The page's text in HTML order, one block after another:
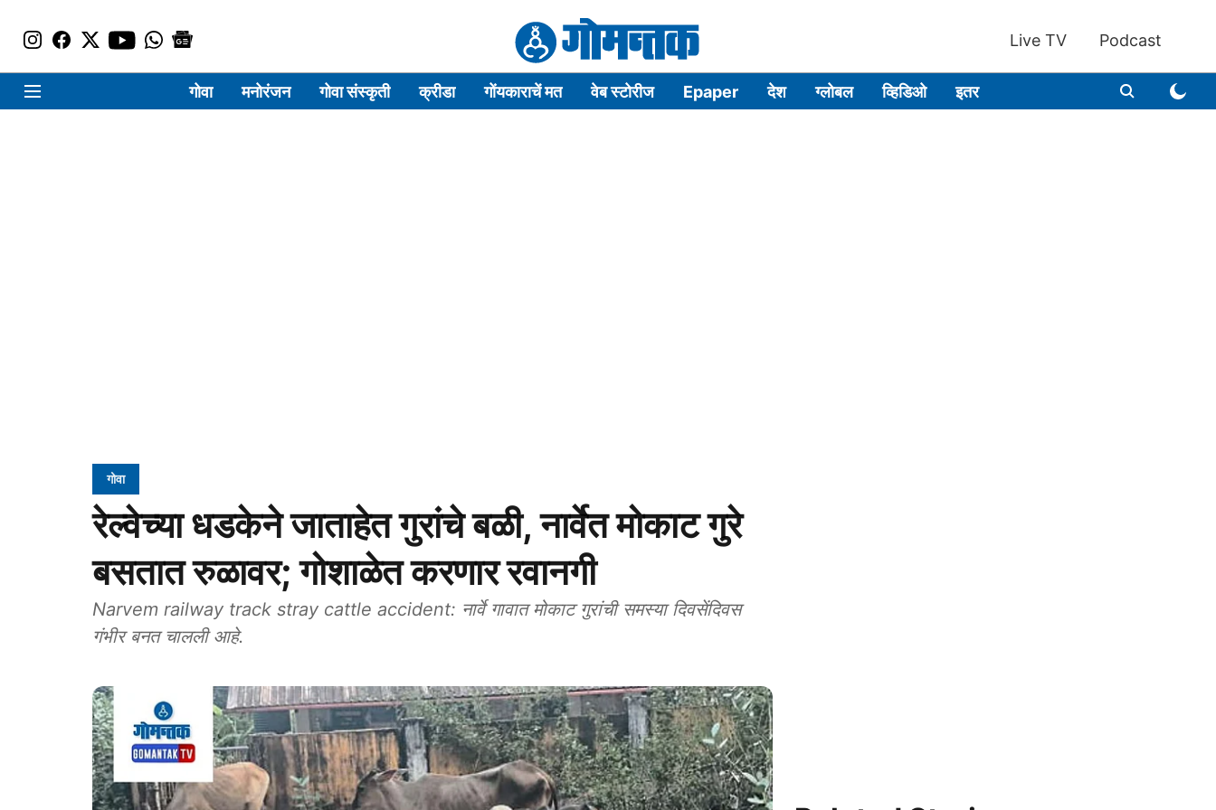
Live TV Podcast
गोवा मनोरंजन गोवा संस्कृती क्रीडा गोंयकाराचें मत वेब स्टोरीज Epaper देश ग्लोबल व्हिडिओ इतर
गोवा
रेल्वेच्या धडकेने जाताहेत गुरांचे बळी, नार्वेत मोकाट गुरे
बसतात रुळावर; गोशाळेत करणार रवानगी
Narvem railway track stray cattle accident: नार्वे गावात मोकाट गुरांची समस्या दिवसेंदिवस
गंभीर बनत चालली आहे.